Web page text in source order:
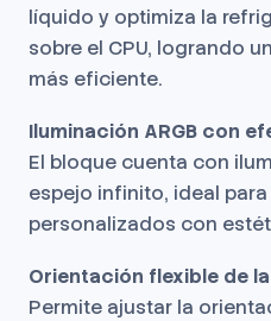
líquido y optimiza la
sobre el CPU, logrando
más eficiente.
Iluminación ARGB con
El bloque cuenta con
espejo infinito, ideal
personalizados con
Orientación flexible de
Permite ajustar la